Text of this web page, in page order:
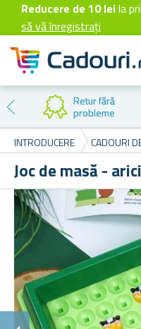
Reducere de 10 leila
să vă înregistrați
Retur fără
probleme
INTRODUCERE
CADOURI
Joc de masă -